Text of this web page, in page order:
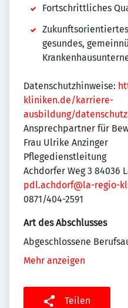
Fortschrittliches
gesundes,
Datenschutzhinweise:
kliniken.de/karriere-
ausbildung/
Ansprechpartner für
Frau Ulrike Anzinger
Pflegedienstleitung
Achdorfer Weg 3 84036
pdl.achdorf@la-regio-
0871/404-2591
Art des Abschlusses
Abgeschlossene
Mehr anzeigen
Teilen